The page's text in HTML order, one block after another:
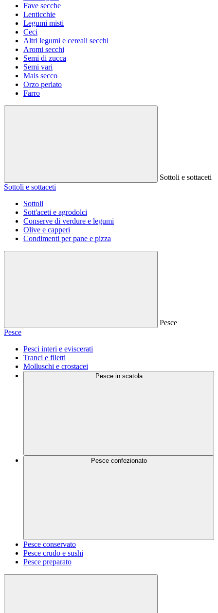
Fave secche
Lenticchie
Legumi misti
Ceci
Altri legumi e cereali secchi
Aromi secchi
Semi di zucca
Semi vari
Mais secco
Orzo perlato
Farro
Sottoli e sottaceti
Sottoli e sottaceti
Sottoli
Sott'aceti e agrodolci
Conserve di verdure e legumi
Olive e capperi
Condimenti per pane e pizza
Pesce
Pesce
Pesci interi e eviscerati
Tranci e filetti
Molluschi e crostacei
Pesce in scatola
Pesce confezionato
Pesce conservato
Pesce crudo e sushi
Pesce preparato